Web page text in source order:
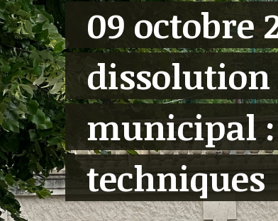
09 octobre
municipal
techniques